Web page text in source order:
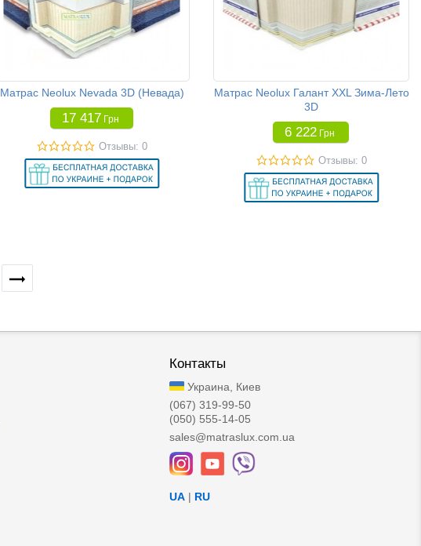
Матрас Neolux Nevada 3D (Невада)
17 417 Грн
Отзывы: 0
Матрас Neolux Галант XXL Зима-Лето
3D
6 222 Грн
Отзывы: 0
Контакты
Украина, Киев
(067) 319-99-50
(050) 555-14-05
sales@matraslux.com.ua
UA | RU